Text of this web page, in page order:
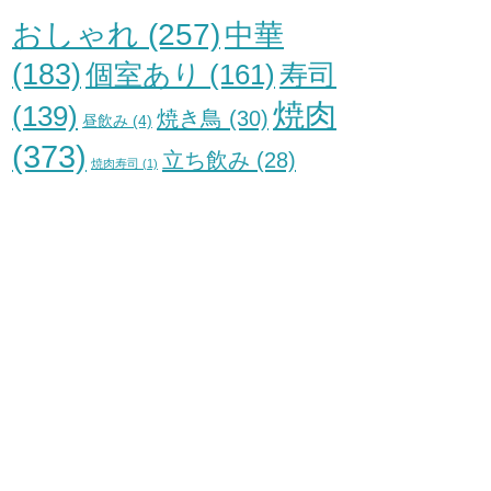
おしゃれ (257) 中華
(183)個室あり (161) 寿司
(139) 昼飲み (4) 焼き鳥 (30) 焼肉
(373) 焼肉寿司 (1) 立ち飲み (28)